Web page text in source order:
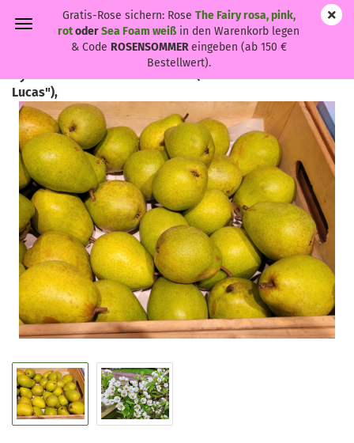
Gratis-Rose sichern: Rose The Fairy rosa, pink,
rotoderSea Foam weißin den Warenkorb legen
& Code ROSENSOMMEReingeben (ab 150 €
Bestellwert).
Lucas"),